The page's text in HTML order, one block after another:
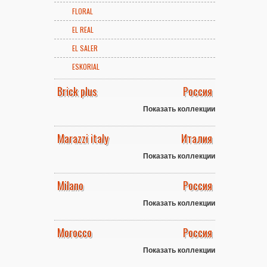
FLORAL
EL REAL
EL SALER
ESKORIAL
Brick plus Россия
Показать коллекции
Marazzi italy Италия
Показать коллекции
Milano Россия
Показать коллекции
Morocco Россия
Показать коллекции